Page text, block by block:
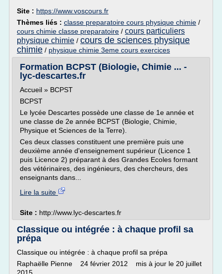
Site : https://www.voscours.fr
Thèmes liés : classe preparatoire cours physique chimie /
cours chimie classe preparatoire / cours particuliers
physique chimie / cours de sciences physique
chimie / physique chimie 3eme cours exercices
Formation BCPST (Biologie, Chimie ... -
lyc-descartes.fr
Accueil » BCPST
BCPST
Le lycée Descartes possède une classe de 1e année et
une classe de 2e année BCPST (Biologie, Chimie,
Physique et Sciences de la Terre).
Ces deux classes constituent une première puis une
deuxième année d'enseignement supérieur (Licence 1
puis Licence 2) préparant à des Grandes Ecoles formant
des vétérinaires, des ingénieurs, des chercheurs, des
enseignants dans...
Lire la suite
Site : http://www.lyc-descartes.fr
Classique ou intégrée : à chaque profil sa
prépa
Classique ou intégrée : à chaque profil sa prépa
Raphaëlle Pienne 24 février 2012 mis à jour le 20 juillet